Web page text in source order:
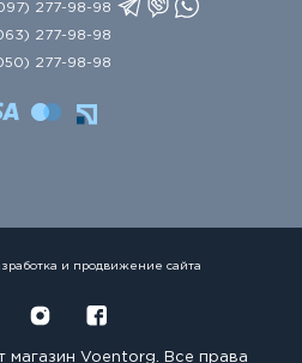
277-98-98
277-98-98
277-98-98
магазин Voentorg. Все права
и продвижение сайта